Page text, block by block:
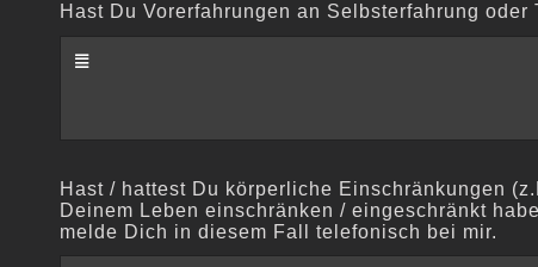
Hast Du Vorerfahrungen an Selbsterfahrung
Hast / hattest Du körperliche Einschränkungen
Deinem Leben einschränken / eingeschränkt
melde Dich in diesem Fall telefonisch bei mir.